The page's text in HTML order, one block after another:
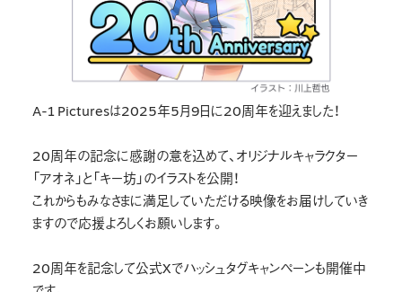
A-1 Picturesは2025年5月9日に20周年を迎えました！
20周年の記念に感謝の意を込めて、オリジナルキャラクター
「アオネ」と「キー坊」のイラストを公開！
これからもみなさまに満足していただける映像をお届けしていき
ますので応援よろしくお願いします。
20周年を記念して公式Xでハッシュタグキャンペーンも開催中